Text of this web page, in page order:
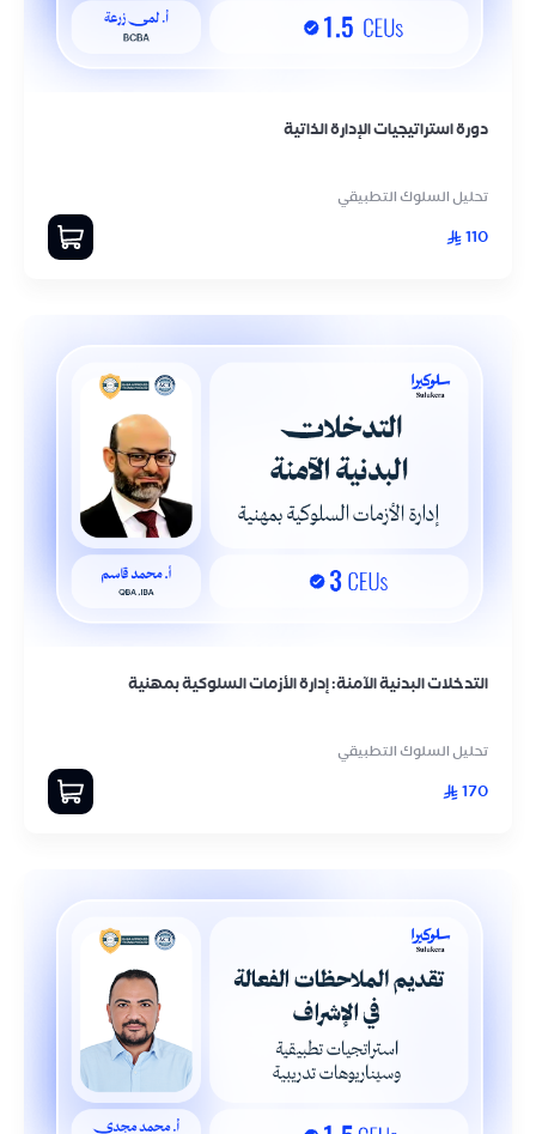
دورة استراتيجيات الإدارة الذاتية
تحليل السلوك التطبيقي
110
التدخلات البدنية الآمنة: إدارة الأزمات السلوكية بمهنية
تحليل السلوك التطبيقي
170